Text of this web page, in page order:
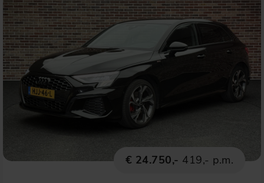
€ 24.750,- 419,- p.m.